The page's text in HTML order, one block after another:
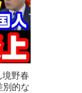
境野春
別的な